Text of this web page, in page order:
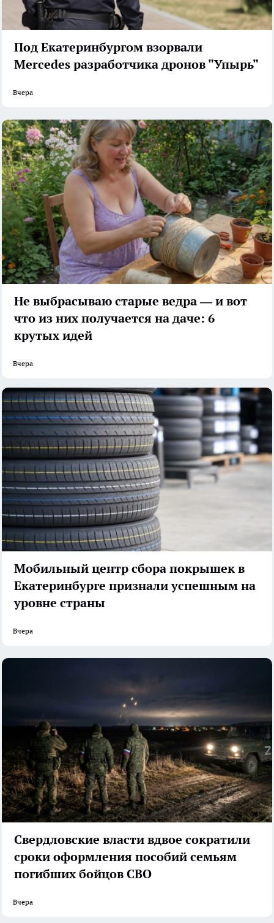
Под Екатеринбургом взорвали
Mercedes разработчика дронов "Упырь"
Вчера
Не выбрасываю старые ведра — и вот
что из них получается на даче: 6
крутых идей
Вчера
Мобильный центр сбора покрышек в
Екатеринбурге признали успешным на
уровне страны
Вчера
Свердловские власти вдвое сократили
сроки оформления пособий семьям
погибших бойцов СВО
Вчера